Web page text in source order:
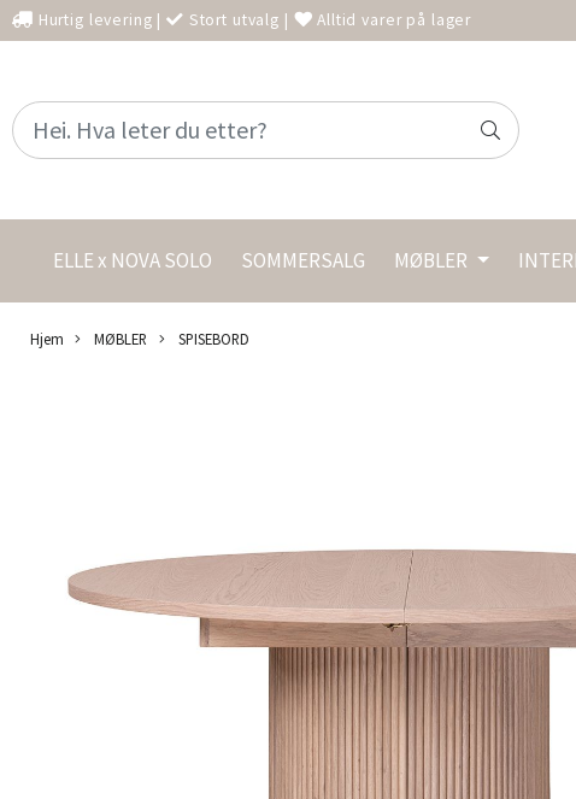
Hurtig levering | Stort utvalg | Alltid varer på lager
ELLE x NOVA SOLO SOMMERSALG MØBLER
Hjem MØBLER SPISEBORD